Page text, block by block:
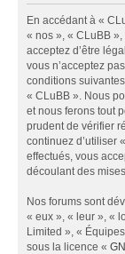
En accédant à «
« nos », « CLuBB
acceptez d’être
vous n’acceptez
conditions
« CLuBB ». Nous
et nous ferons tout
prudent de vérifier
continuez d’utiliser
effectués, vous
découlant des
Nos forums sont
« eux », « leur », «
Limited », «
sous la licence «